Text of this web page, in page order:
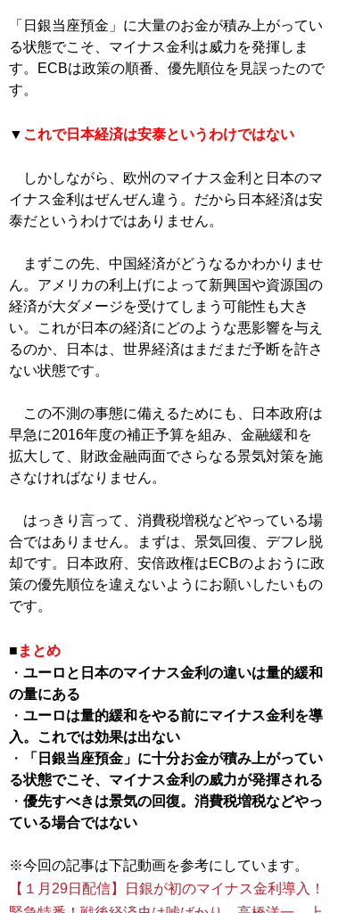
「日銀当座預金」に大量のお金が積み上がってい
る状態でこそ、マイナス金利は威力を発揮しま
す。ECBは政策の順番、優先順位を見誤ったので
す。
▼ これで日本経済は安泰というわけではない
しかしながら、欧州のマイナス金利と日本のマ
イナス金利はぜんぜん違う。だから日本経済は安
泰だというわけではありません。
まずこの先、中国経済がどうなるかわかりませ
ん。アメリカの利上げによって新興国や資源国の
経済が大ダメージを受けてしまう可能性も大き
い。これが日本の経済にどのような悪影響を与え
るのか、日本は、世界経済はまだまだ予断を許さ
ない状態です。
この不測の事態に備えるためにも、日本政府は
早急に2016年度の補正予算を組み、金融緩和を
拡大して、財政金融両面でさらなる景気対策を施
さなければなりません。
はっきり言って、消費税増税などやっている場
合ではありません。まずは、景気回復、デフレ脱
却です。日本政府、安倍政権はECBのよおうに政
策の優先順位を違えないようにお願いしたいもの
です。
■ まとめ
・ ユーロと日本のマイナス金利の違いは量的緩和
の量にある
・ ユーロは量的緩和をやる前にマイナス金利を導
入。これでは効果は出ない
・
「日銀当座預金」に十分お金が積み上がってい
る状態でこそ、マイナス金利の威力が発揮される
・ 優先すべきは景気の回復。消費税増税などやっ
ている場合ではない
【１月29日配信】日銀が初のマイナス金利導入！